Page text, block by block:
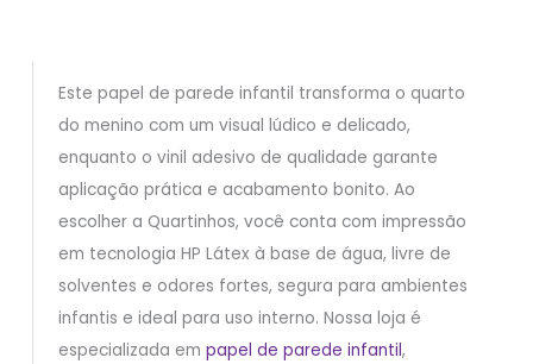
Este papel de parede infantil transforma o quarto
do menino com um visual lúdico e delicado,
enquanto o vinil adesivo de qualidade garante
aplicação prática e acabamento bonito. Ao
escolher a Quartinhos, você conta com impressão
em tecnologia HP Látex à base de água, livre de
solventes e odores fortes, segura para ambientes
infantis e ideal para uso interno. Nossa loja é
especializada em papel de parede infantil,